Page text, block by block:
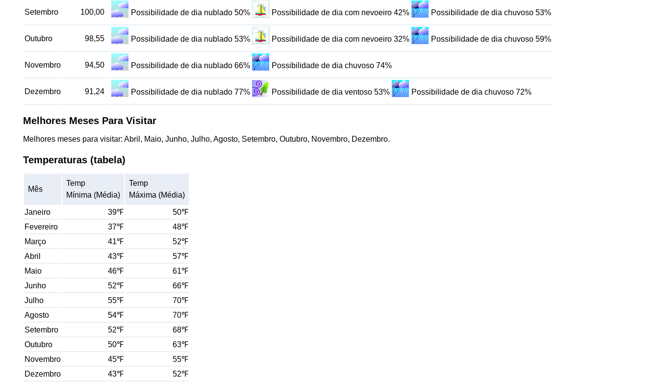
Setembro 100,00 Possibilidade de dia nublado 50% Possibilidade de dia com nevoeiro 42% Possibilidade de dia chuvoso 53%
Outubro 98,55 Possibilidade de dia nublado 53% Possibilidade de dia com nevoeiro 32% Possibilidade de dia chuvoso 59%
Novembro 94,50 Possibilidade de dia nublado 66% Possibilidade de dia chuvoso 74%
Dezembro 91,24 Possibilidade de dia nublado 77% Possibilidade de dia ventoso 53% Possibilidade de dia chuvoso 72%
Melhores Meses Para Visitar
Melhores meses para visitar: Abril, Maio, Junho, Julho, Agosto, Setembro, Outubro, Novembro, Dezembro.
Temperaturas (tabela)
Mês
Temp
Mínima (Média)
Temp
Máxima (Média)
Janeiro 39℉
50℉
Fevereiro
37℉
48℉
Março
41℉
52℉
Abril
43℉
57℉
Maio
46℉
61℉
Junho
52℉
66℉
Julho
55℉
70℉
Agosto
54℉
70℉
Setembro
52℉
68℉
Outubro
50℉
63℉
Novembro
45℉
55℉
Dezembro
43℉ 52℉